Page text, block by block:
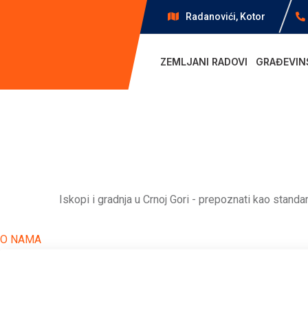
Radanovići, Kotor
ZEMLJANI RADOVI
Iskopi i gradnja u Crnoj Gori - prepoznati kao
O NAMA